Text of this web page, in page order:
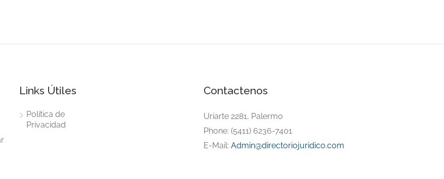
Links Útiles
Política de
Privacidad
Contactenos
Uriarte 2281, Palermo
Phone: (5411) 6236-7401
E-Mail: Admin@directoriojuridico.com